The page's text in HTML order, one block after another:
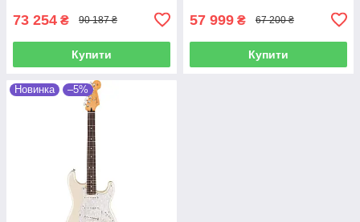
73 254 ₴ 90 187 ₴
Купити
57 999 ₴ 67 200 ₴
Купити
Новинка –5%